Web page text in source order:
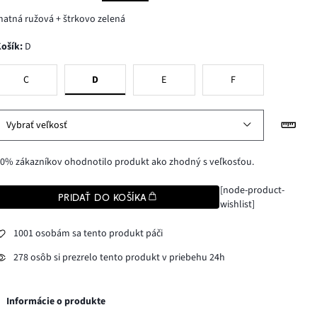
ružová + štrkovo zelená
Košík: D
C D E F
Vybrať veľkosť
zákazníkov ohodnotilo produkt ako zhodný s veľkosťou.
PRIDAŤ DO KOŠÍKA
[node-product-
wishlist]
1001 osobám sa tento produkt páči
278 osôb si prezrelo tento produkt v priebehu 24h
Informácie o produkte